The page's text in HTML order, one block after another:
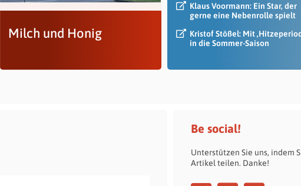
Milch und Honig
Klaus Voormann: Ein Star, der
gerne eine Nebenrolle spielt
Kristof Stößel: Mit
in die Sommer-Saison
Be social!
Unterstützen Sie uns, indem
Artikel teilen. Danke!